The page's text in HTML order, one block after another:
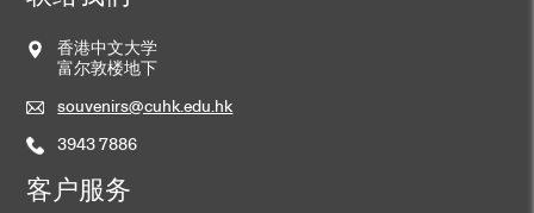
香港中文大学
富尔敦楼地下
souvenirs@cuhk.edu.hk
3943 7886
客户服务